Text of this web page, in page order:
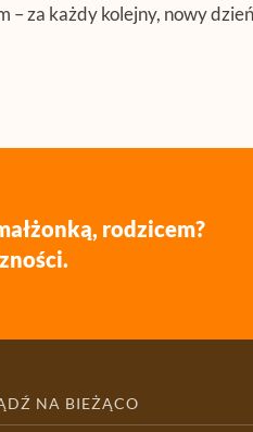
– za każdy kolejny, nowy
rodzicem?
NA BIEŻĄCO